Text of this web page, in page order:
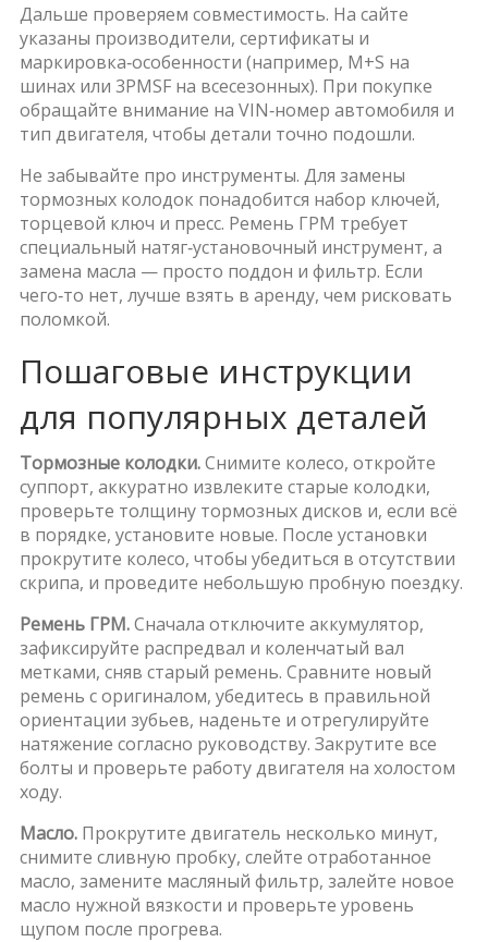
Дальше проверяем совместимость. На сайте
указаны производители, сертификаты и
маркировка‑особенности (например, M+S на
шинах или 3PMSF на всесезонных). При покупке
обращайте внимание на VIN‑номер автомобиля и
тип двигателя, чтобы детали точно подошли.
Не забывайте про инструменты. Для замены
тормозных колодок понадобится набор ключей,
торцевой ключ и пресс. Ремень ГРМ требует
специальный натяг‑установочный инструмент, а
замена масла — просто поддон и фильтр. Если
чего‑то нет, лучше взять в аренду, чем рисковать
поломкой.
Пошаговые инструкции
для популярных деталей
Тормозные колодки.Снимите колесо, откройте
суппорт, аккуратно извлеките старые колодки,
проверьте толщину тормозных дисков и, если всё
в порядке, установите новые. После установки
прокрутите колесо, чтобы убедиться в отсутствии
скрипа, и проведите небольшую пробную поездку.
Ремень ГРМ.Сначала отключите аккумулятор,
зафиксируйте распредвал и коленчатый вал
метками, сняв старый ремень. Сравните новый
ремень с оригиналом, убедитесь в правильной
ориентации зубьев, наденьте и отрегулируйте
натяжение согласно руководству. Закрутите все
болты и проверьте работу двигателя на холостом
ходу.
Масло.Прокрутите двигатель несколько минут,
снимите сливную пробку, слейте отработанное
масло, замените масляный фильтр, залейте новое
масло нужной вязкости и проверьте уровень
щупом после прогрева.